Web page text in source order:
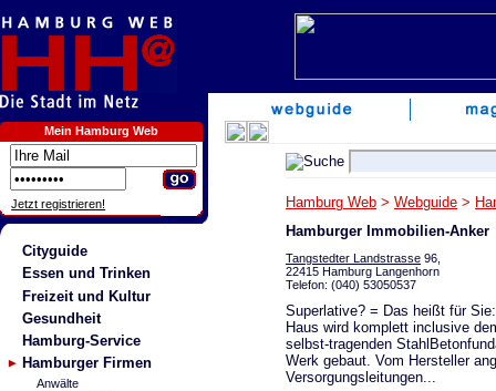
Mein Hamburg Web
Jetzt registrieren!
Cityguide
Essen und Trinken
Freizeit und Kultur
Gesundheit
Hamburg-Service
Hamburger Firmen
Anwälte
Hamburg Web > Webguide >
Hamburger Immobilien-Anker
Tangstedter Landstrasse 96,
22415 Hamburg Langenhorn
Telefon: (040) 53050537
Superlative? = Das heißt für
Haus wird komplett inclusive
selbst-tragenden
Werk gebaut. Vom Hersteller
Versorgungsleitungen...